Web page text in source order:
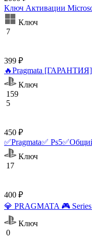
Ключ Активации
Ключ
7
399 ₽
🔥Pragmata
Ключ
159
5
450 ₽
✅Pragmata✅
Ключ
17
400 ₽
💎 PRAGMATA 🎮
Ключ
0